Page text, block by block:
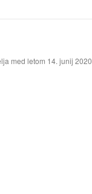
med letom 14. junij 2020